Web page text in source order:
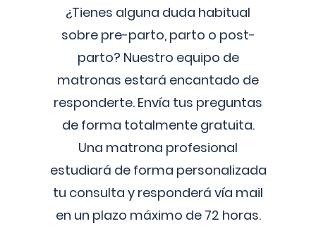
¿Tienes alguna duda habitual
sobre pre-parto, parto o post-
parto? Nuestro equipo de
matronas estará encantado de
responderte. Envía tus preguntas
de forma totalmente gratuita.
Una matrona profesional
estudiará de forma personalizada
tu consulta y responderá vía mail
en un plazo máximo de 72 horas.